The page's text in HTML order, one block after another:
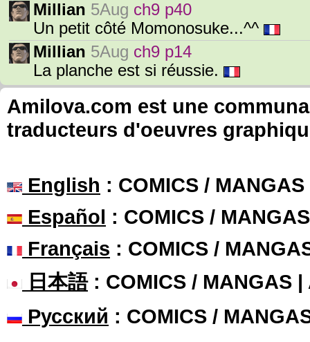
Millian 5Aug ch9 p40
Un petit côté Momonosuke...^^
Millian 5Aug ch9 p14
La planche est si réussie.
Amilova.com est une
traducteurs d'oeuvres
English : COMICS /
Español : COMICS /
Français : COMICS /
日本語: COMICS / MANGAS |
Русский : COMICS /